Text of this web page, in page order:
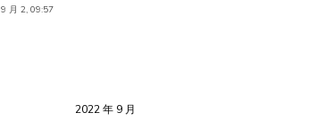
9 月 2, 09:57
2022 年 9 月